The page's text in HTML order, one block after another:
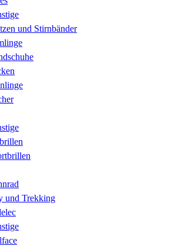
und Stirnbänder
und Trekking